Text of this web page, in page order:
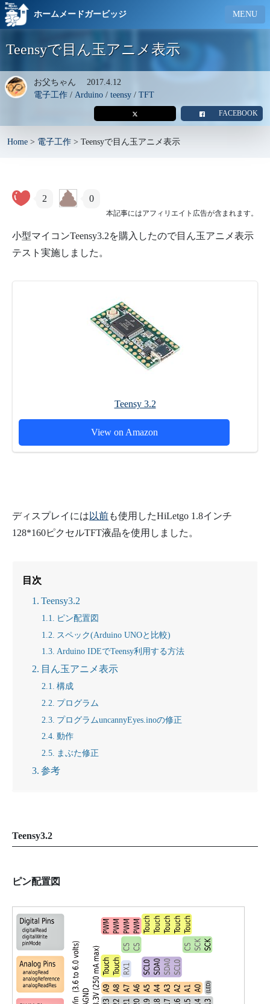
ホームメードガービッジ MENU
Teensyで目ん玉アニメ表示
お父ちゃん 2017.4.12
電子工作 / Arduino / teensy / TFT
FACEBOOK
Home > 電子工作 > Teensyで目ん玉アニメ表示
本記事にはアフィリエイト広告が含まれます。
2 0
小型マイコンTeensy3.2を購入したので目ん玉アニメ表示
テスト実施しました。
Teensy 3.2
View on Amazon
ディスプレイには 以前も使用したHiLetgo 1.8インチ
128*160ピクセルTFT液晶を使用しました。
目次
Teensy3.2
ピン配置図
スペック(Arduino UNOと比較)
Arduino IDEでTeensy利用する方法
目ん玉アニメ表示
構成
プログラム
プログラムuncannyEyes.inoの修正
動作
まぶた修正
参考
Teensy3.2
ピン配置図